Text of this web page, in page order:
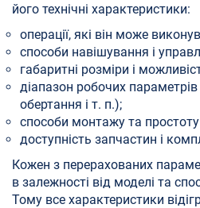
його технічні характеристики:
операції, які він може
способи навішування і
габаритні розміри і
діапазон робочих
обертання і т. п.);
способи монтажу та
доступність запчастин і
Кожен з перерахованих
в залежності від моделі та
Тому все характеристики